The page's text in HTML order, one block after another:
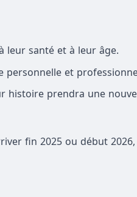
leur santé et à leur âge.
personnelle et
histoire prendra une
fin 2025 ou début